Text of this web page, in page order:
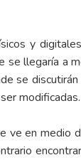
y
llegaría a
se
modificadas.
ve en medio